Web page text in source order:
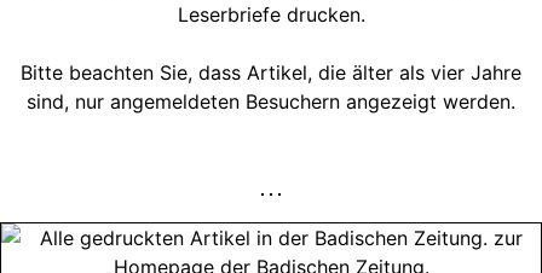
Leserbriefe drucken.
Bitte beachten Sie, dass Artikel, die älter als vier Jahre
sind, nur angemeldeten Besuchern angezeigt werden.